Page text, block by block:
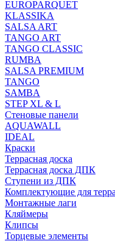
EUROPARQUET
KLASSIKA
SALSA ART
TANGO ART
TANGO CLASSIC
RUMBA
SALSA PREMIUM
TANGO
SAMBA
STEP XL & L
Стеновые панели
AQUAWALL
IDEAL
Краски
Террасная доска
Террасная доска ДПК
Ступени из ДПК
Комплектующие для
Монтажные лаги
Кляймеры
Клипсы
Торцевые элементы